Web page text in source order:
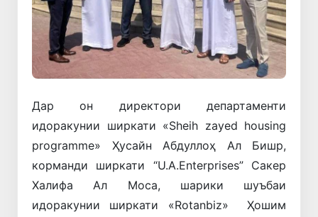
Дар он директори департаменти
идоракунии ширкати «Sheih zayed housing
programme» Ҳусайн Абдуллоҳ Ал Бишр,
корманди ширкати “U.A.Enterprises” Сакер
Халифа Ал Моса, шарики шуъбаи
идоракунии ширкати «Rotanbiz» Ҳошим